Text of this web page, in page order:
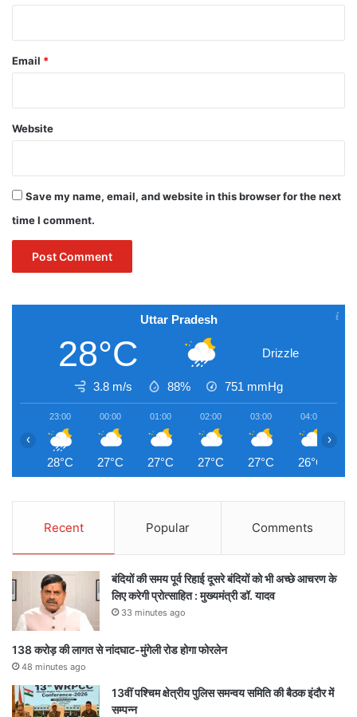
Email *
Website
Save my name, email, and website in this browser for the next
time I comment.
Uttar Pradesh
28°C Drizzle
3.8 m/s 88% 751 mmHg
23:00
28°C
00:00
27°C
01:00
27°C
02:00
27°C
03:00
27°C
04:00
26°C
‹ ›
Recent Popular Comments
बंदियों की समय पूर्व रिहाई दूसरे बंदियों को भी अच्छे आचरण के
लिए करेगी प्रोत्साहित : मुख्यमंत्री डॉ. यादव
33 minutes ago
138 करोड़ की लागत से नांदघाट-मुंगेली रोड होगा फोरलेन
48 minutes ago
13वीं पश्चिम क्षेत्रीय पुलिस समन्वय समिति की बैठक इंदौर में
सम्पन्न